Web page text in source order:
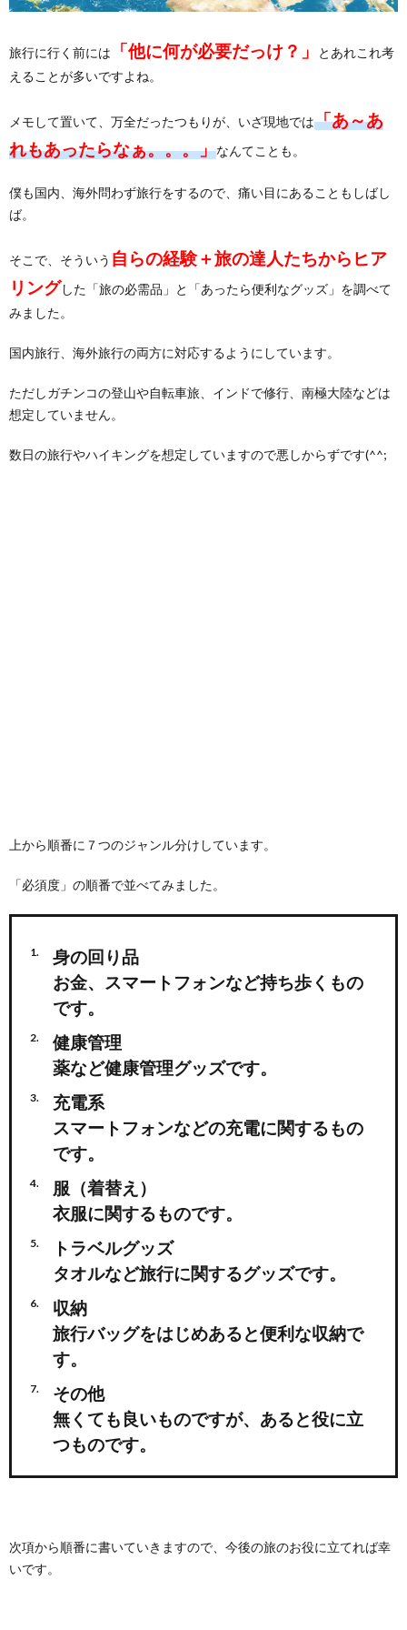
旅行に行く前には 「他に何が必要だっけ？」
とあれこれ考
えることが多いですよね。
メモして置いて、万全だったつもりが、いざ現地では「あ～あ
れもあったらなぁ。。。」なんてことも。
僕も国内、海外問わず旅行をするので、痛い目にあることもしばし
ば。
そこで、そういう 自らの経験＋旅の達人たちからヒア
リングした「旅の必需品」と「あったら便利なグッズ」を調べて
みました。
国内旅行、海外旅行の両方に対応するようにしています。
ただしガチンコの登山や自転車旅、インドで修行、南極大陸などは
想定していません。
数日の旅行やハイキングを想定していますので悪しからずです(^^;
上から順番に７つのジャンル分けしています。
「必須度」の順番で並べてみました。
身の回り品
お金、スマートフォンなど持ち歩くもの
です。
健康管理
薬など健康管理グッズです。
充電系
スマートフォンなどの充電に関するもの
です。
服（着替え）
衣服に関するものです。
トラベルグッズ
タオルなど旅行に関するグッズです。
収納
旅行バッグをはじめあると便利な収納で
す。
その他
無くても良いものですが、あると役に立
つものです。
次項から順番に書いていきますので、今後の旅のお役に立てれば幸
いです。